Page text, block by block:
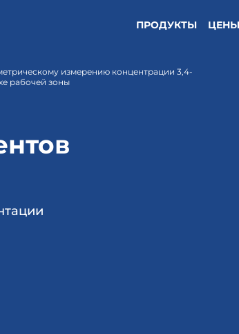
ПРОДУКТЫ ЦЕНЫ
измерению концентрации 3,4-
рабочей зоны